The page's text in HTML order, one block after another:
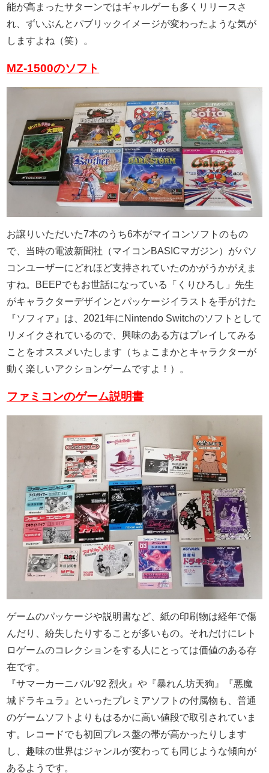
能が高まったサターンではギャルゲーも多くリリースさ
れ、ずいぶんとパブリックイメージが変わったような気が
しますよね（笑）。
MZ-1500のソフト
お譲りいただいた7本のうち6本がマイコンソフトのもの
で、当時の電波新聞社（マイコンBASICマガジン）がパソ
コンユーザーにどれほど支持されていたのかがうかがえま
すね。BEEPでもお世話になっている「くりひろし」先生
がキャラクターデザインとパッケージイラストを手がけた
『ソフィア』は、2021年にNintendo Switchのソフトとして
リメイクされているので、興味のある方はプレイしてみる
ことをオススメいたします（ちょこまかとキャラクターが
動く楽しいアクションゲームですよ！）。
ファミコンのゲーム説明書
ゲームのパッケージや説明書など、紙の印刷物は経年で傷
んだり、紛失したりすることが多いもの。それだけにレト
ロゲームのコレクションをする人にとっては価値のある存
在です。
『サマーカーニバル’92 烈火』や『暴れん坊天狗』『悪魔
城ドラキュラ』といったプレミアソフトの付属物も、普通
のゲームソフトよりもはるかに高い値段で取引されていま
す。レコードでも初回プレス盤の帯が高かったりします
し、趣味の世界はジャンルが変わっても同じような傾向が
あるようです。